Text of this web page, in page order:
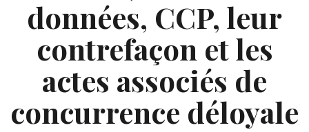
données, CCP, leur
contrefaçon et les
actes associés de
concurrence déloyale